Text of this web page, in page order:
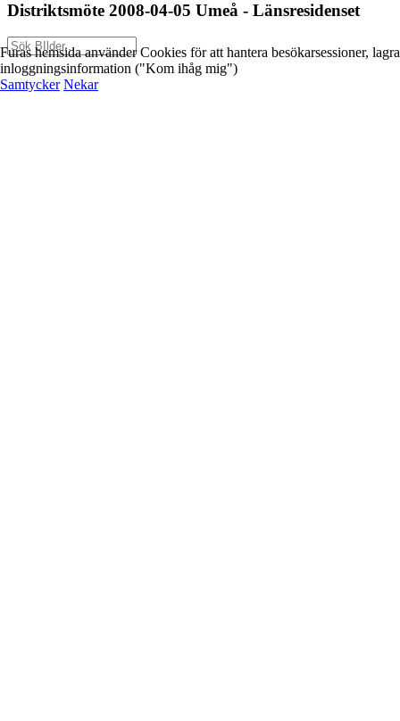
Distriktsmöte 2008-04-05 Umeå - Länsresidenset
Furas hemsida använder Cookies för att hantera besökarsessioner, lagra
inloggningsinformation ("Kom ihåg mig")
Samtycker Nekar